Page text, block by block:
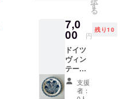
なども
あらか
じめご
了承く
ださ
い。 ＊
販売サ
イト
だけ同
じデザ
インの2
個セッ
トを揃
えるよ
うにし
ます
だけを
Hoch
ausが厳
選して
お送り
したい
と思い
蓋付き
は意外
で、埃
を気に
するこ
となく
ビール
極上の
珈琲を
堪能し
たい
時、そ
んな時
にきっ
と活躍
す
る
7,0
00 円
残り10
ドイツ
ヴィン
テージ
メイン
皿 24-
26cm
支援
者：